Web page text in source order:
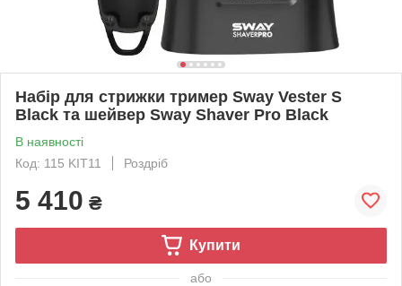
Набір для стрижки тример Sway Vester S
Black та шейвер Sway Shaver Pro Black
В наявності
Код: 115 KIT11
Роздріб
5 410 ₴
Купити
або